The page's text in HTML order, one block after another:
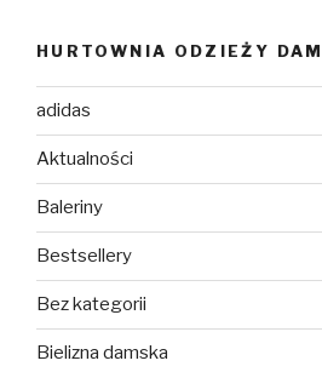
HURTOWNIA ODZIEŻY
adidas
Aktualności
Baleriny
Bestsellery
Bez kategorii
Bielizna damska